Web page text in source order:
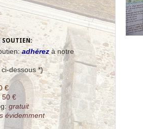
SOUTIEN:
adhérezà notre
dessous *)
€
50 €
gratuit
évidemment